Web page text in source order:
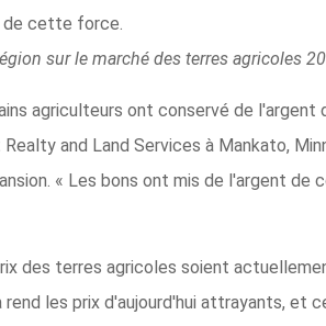
de cette force.
sur le marché des terres agricoles
agriculteurs ont conservé de l'argent
and Land Services à Mankato,
« Les bons ont mis de l'argent
des terres agricoles soient
rend les prix d'aujourd'hui attrayants,